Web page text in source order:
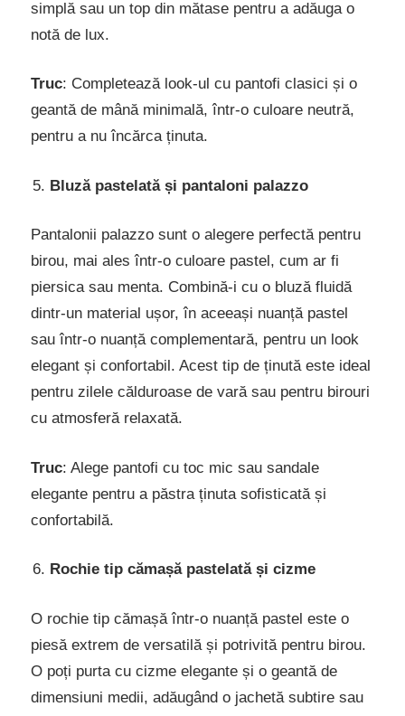
simplă sau un top din mătase pentru a adăuga o
notă de lux.
Truc: Completează look-ul cu pantofi clasici și o
geantă de mână minimală, într-o culoare neutră,
pentru a nu încărca ținuta.
Bluză pastelată și pantaloni palazzo
Pantalonii palazzo sunt o alegere perfectă pentru
birou, mai ales într-o culoare pastel, cum ar fi
piersica sau menta. Combină-i cu o bluză fluidă
dintr-un material ușor, în aceeași nuanță pastel
sau într-o nuanță complementară, pentru un look
elegant și confortabil. Acest tip de ținută este ideal
pentru zilele călduroase de vară sau pentru birouri
cu atmosferă relaxată.
Truc: Alege pantofi cu toc mic sau sandale
elegante pentru a păstra ținuta sofisticată și
confortabilă.
Rochie tip cămașă pastelată și cizme
O rochie tip cămașă într-o nuanță pastel este o
piesă extrem de versatilă și potrivită pentru birou.
O poți purta cu cizme elegante și o geantă de
dimensiuni medii, adăugând o jachetă subtire sau